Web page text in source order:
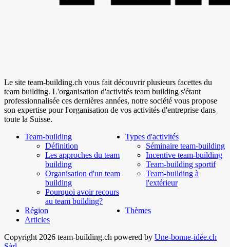
Le site team-building.ch vous fait découvrir plusieurs facettes du
team building. L'organisation d'activités team building s'étant
professionnalisée ces dernières années, notre société vous propose
son expertise pour l'organisation de vos activités d'entreprise dans
toute la Suisse.
Team-building
Définition
Les approches du team
building
Organisation d'un team
building
Pourquoi avoir recours
au team building?
Types d'activités
Séminaire team-building
Incentive team-building
Team-building sportif
Team-building à
l'extérieur
Région
Thèmes
Articles
Copyright 2026 team-building.ch powered by Une-bonne-idée.ch